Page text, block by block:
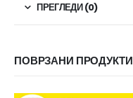
ПРЕГЛЕДИ (0)
ПОВРЗАНИ ПРОДУКТИ